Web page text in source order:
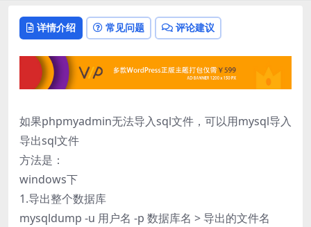
详情介绍 常见问题 评论建议
如果phpmyadmin无法导入sql文件，可以用mysql导入
导出sql文件
方法是：
windows下
1.导出整个数据库
mysqldump -u 用户名 -p 数据库名 > 导出的文件名